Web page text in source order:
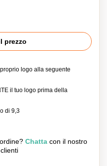
prezzo
logo alla seguente
il tuo logo prima della
di 9,3
Chatta con il nostro